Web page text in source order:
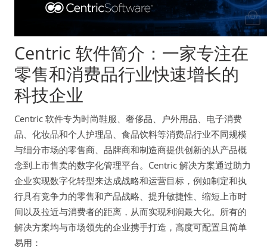
Centric 软件简介：一家专注在
零售和消费品行业快速增长的
科技企业
Centric 软件专为时尚鞋服、奢侈品、户外用品、电子消费
品、化妆品和个人护理品、食品饮料等消费品行业不同规模
与细分市场的零售商、品牌商和制造商提供创新的从产品概
念到上市售卖的数字化管理平台。Centric 解决方案通过助力
企业实现数字化转型来达成战略和运营目标，例如制定和执
行具有竞争力的零售和产品战略、提升敏捷性、缩短上市时
间以及拉近与消费者的距离，从而实现利润最大化。所有的
解决方案均与市场领先的企业携手打造，高度可配置且简单
易用：